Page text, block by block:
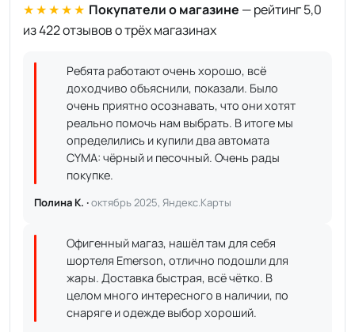
★★★★★ Покупатели о магазине — рейтинг 5,0
из 422 отзывов о трёх магазинах
Ребята работают очень хорошо, всё
доходчиво объяснили, показали. Было
очень приятно осознавать, что они хотят
реально помочь нам выбрать. В итоге мы
определились и купили два автомата
CYMA: чёрный и песочный. Очень рады
покупке.
Полина К. ·октябрь 2025, Яндекс.Карты
Офигенный магаз, нашёл там для себя
шортеля Emerson, отлично подошли для
жары. Доставка быстрая, всё чётко. В
целом много интересного в наличии, по
снаряге и одежде выбор хороший.